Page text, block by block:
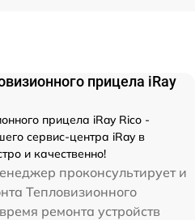
прицела iRay
прицела iRay Rico -
сервис-центра iRay в
и качественно!
проконсультирует и
Тепловизионного
ремонта устройств